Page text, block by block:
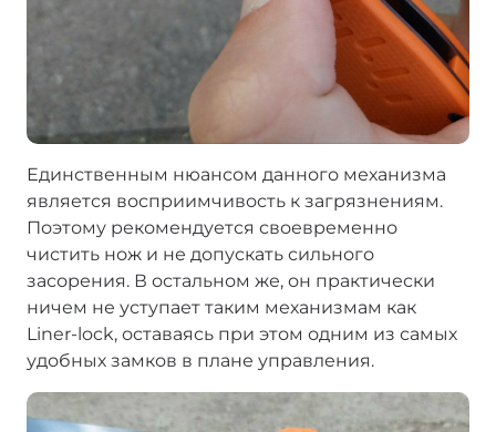
Единственным нюансом данного механизма
является восприимчивость к загрязнениям.
Поэтому рекомендуется своевременно
чистить нож и не допускать сильного
засорения. В остальном же, он практически
ничем не уступает таким механизмам как
Liner-lock, оставаясь при этом одним из самых
удобных замков в плане управления.